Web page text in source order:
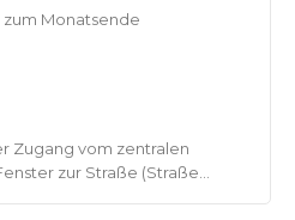
zum Monatsende
Zugang vom zentralen
zur Straße (Straße
zur Fußgängerzone. Möbliert